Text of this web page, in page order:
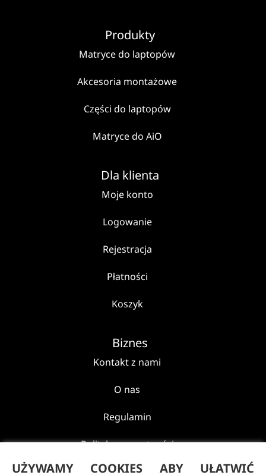
UŻYWAMY COOKIES ABY UŁATWIĆ
Produkty
Matryce do laptopów
Akcesoria montażowe
Części do laptopów
Matryce do AiO
Dla klienta
Moje konto
Logowanie
Rejestracja
Płatności
Koszyk
Biznes
Kontakt z nami
O nas
Regulamin
Polityka prywatności
Reklamacje i zwroty